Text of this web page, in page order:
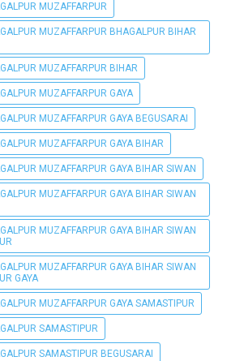
MUZAFFARPUR
MUZAFFARPUR BHAGALPUR BIHAR
MUZAFFARPUR BIHAR
MUZAFFARPUR GAYA
MUZAFFARPUR GAYA BEGUSARAI
MUZAFFARPUR GAYA BIHAR
MUZAFFARPUR GAYA BIHAR SIWAN
MUZAFFARPUR GAYA BIHAR SIWAN
MUZAFFARPUR GAYA BIHAR SIWAN
MUZAFFARPUR GAYA BIHAR SIWAN
GAYA
MUZAFFARPUR GAYA SAMASTIPUR
SAMASTIPUR
SAMASTIPUR BEGUSARAI